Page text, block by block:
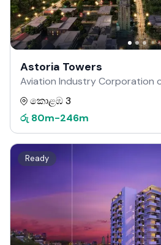
Astoria Towers
Aviation Industry
කොළඹ 3
රු 80m-246m
Ready